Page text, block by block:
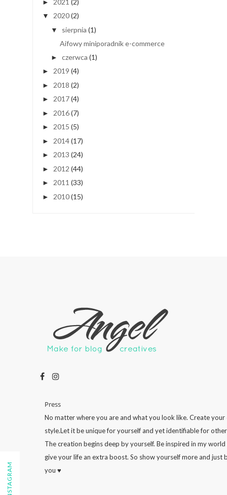
►
▼ 2020(2)
▼ sierpnia (1)
Aifowy miniporadnik e-commerce
► czerwca (1)
► 2019 (4)
► 2018 (2)
► 2017(4)
► 2016(7)
► 2015 (5)
► 2014(17)
► 2013 (24)
► 2012 (44)
► 2011 (33)
► 2010(15)
Press
No matter where you are and what you look like. Create your
style.Let it be unique for yourself and yet identifiable for
The creation begins deep by yourself. Be inspired in my world
give your life an extra boost. So show yourself more and just
you ♥